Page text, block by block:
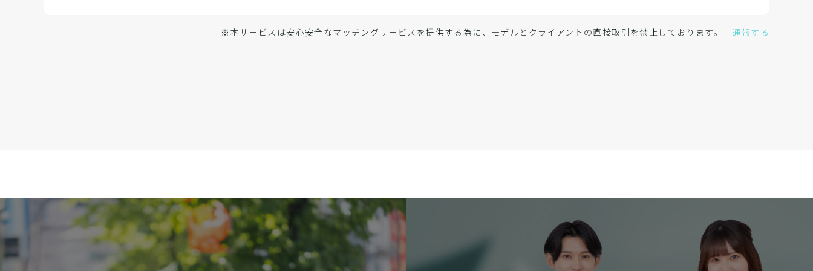
※本サービスは安心安全なマッチングサービスを提供する為に、モデルとクライアントの直接取引を禁止しております。 通報する